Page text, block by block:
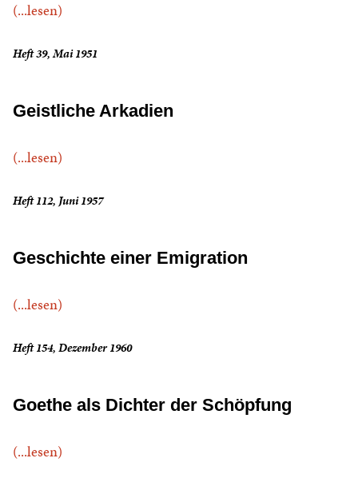
(...lesen)
Heft 39, Mai 1951
Geistliche Arkadien
(...lesen)
Heft 112, Juni 1957
Geschichte einer Emigration
(...lesen)
Heft 154, Dezember 1960
Goethe als Dichter der Schöpfung
(...lesen)